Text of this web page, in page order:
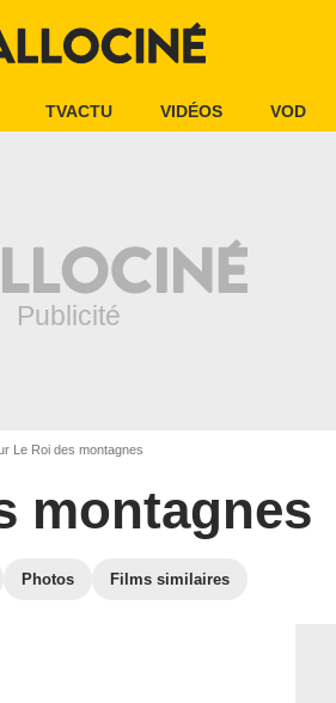
TVACTU VIDÉOS VOD
Le Roi des montagnes
montagnes
Photos Films similaires